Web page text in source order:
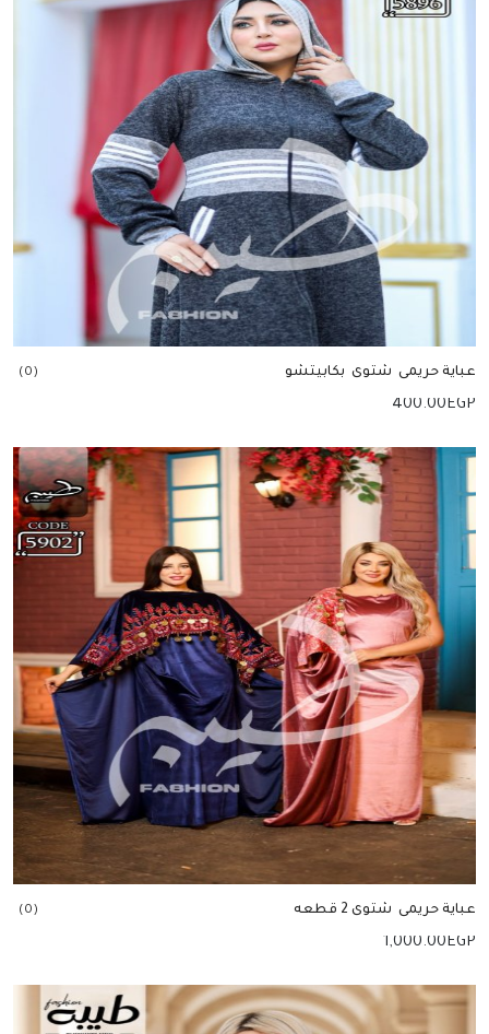
عباية حريمى شتوى بكابيتشو (0)
400.00EGP
عباية حريمى شتوى 2 قطعه (0)
1,000.00EGP